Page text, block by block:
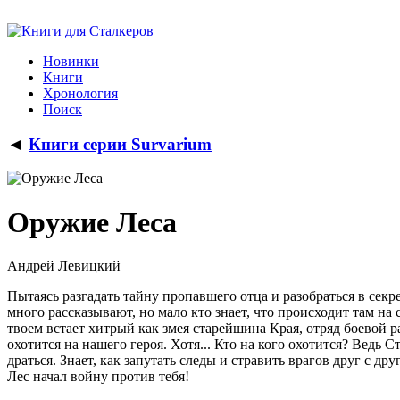
Новинки
Книги
Хронология
Поиск
◄ Книги серии Survarium
Оружие Леса
Андрей Левицкий
Пытаясь разгадать тайну пропавшего отца и разобраться в
много рассказывают, но мало кто знает, что происходит там
твоем встает хитрый как змея старейшина Края, отряд
охотится на нашего героя. Хотя... Кто на кого охотится?
драться. Знает, как запутать следы и стравить врагов друг
Лес начал войну против тебя!